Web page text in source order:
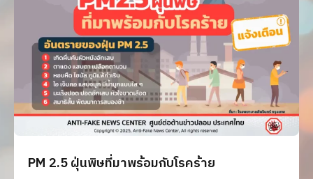
PM 2.5 ฝุ่นพิษที่มาพร้อมกับโรคร้าย